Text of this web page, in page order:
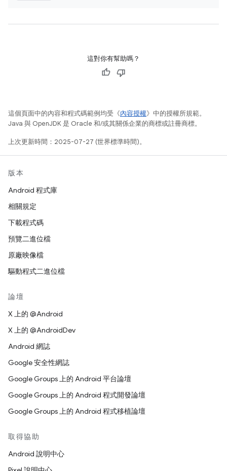
這對你有幫助嗎？
這個頁面中的內容和程式碼範例均受《內容授權》中的授權所規範。
Java 與 OpenJDK 是 Oracle 和/或其關係企業的商標或註冊商標。
上次更新時間：2025-07-27 (世界標準時間)。
版本
Android 程式庫
相關規定
下載程式碼
預覽二進位檔
原廠映像檔
驅動程式二進位檔
論壇
X 上的 @Android
X 上的 @AndroidDev
Android 網誌
Google 安全性網誌
Google Groups 上的 Android 平台論壇
Google Groups 上的 Android 程式開發論壇
Google Groups 上的 Android 程式移植論壇
取得協助
Android 說明中心